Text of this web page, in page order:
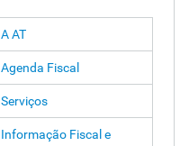
A AT
Agenda Fiscal
Serviços
Informação Fiscal e